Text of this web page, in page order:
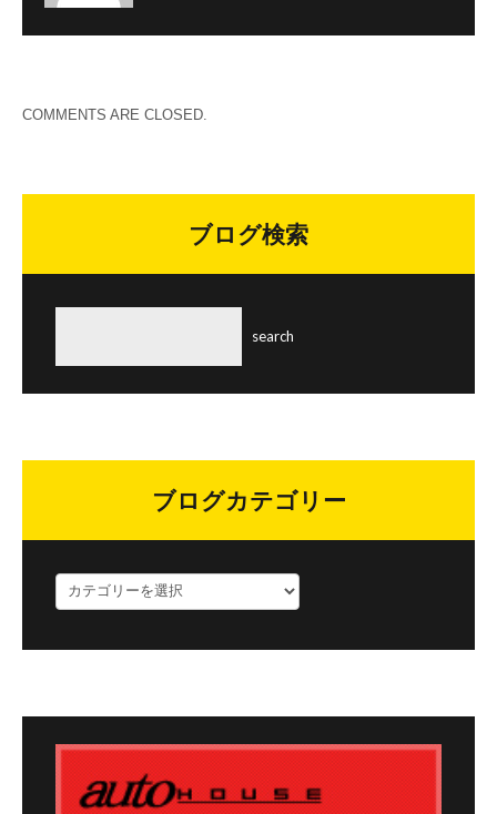
COMMENTS ARE CLOSED.
ブログ検索
ブログカテゴリー
ロ
ー